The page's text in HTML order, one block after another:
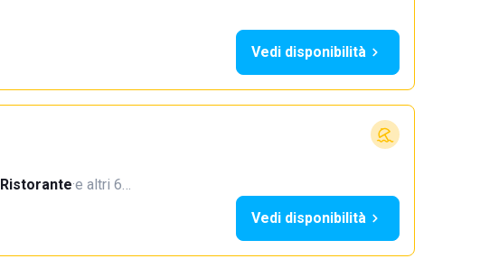
Vedi disponibilità
Ristorante·e altri 6…
Vedi disponibilità